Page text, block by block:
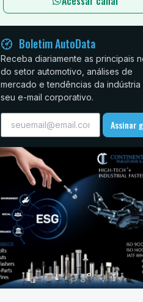
Boletim AutoData
Receba diariamente as principais
do setor automotivo, análises de
mercado e tendências da indústria
seu e-mail corporativo.
Assinar